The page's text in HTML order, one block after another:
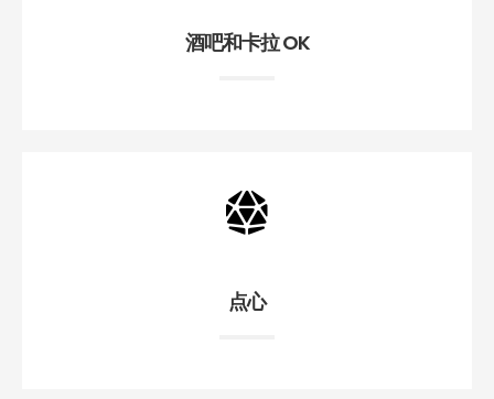
酒吧和卡拉 OK
点心